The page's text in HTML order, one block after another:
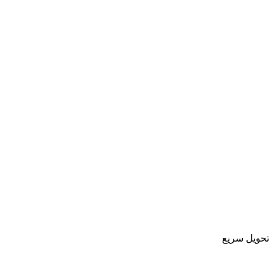
تحویل سریع